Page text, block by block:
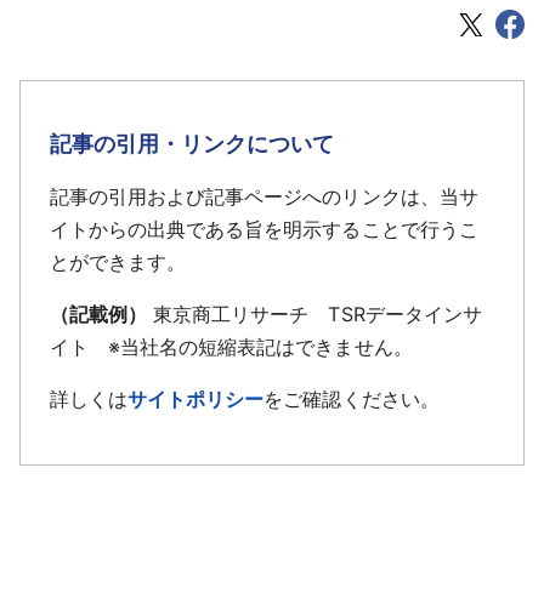
記事の引用・リンクについて
記事の引用および記事ページへのリンクは、当サ
イトからの出典である旨を明示することで行うこ
とができます。
（記載例）
東京商工リサーチ TSRデータインサ
イト ※当社名の短縮表記はできません。
詳しくはサイトポリシーをご確認ください。